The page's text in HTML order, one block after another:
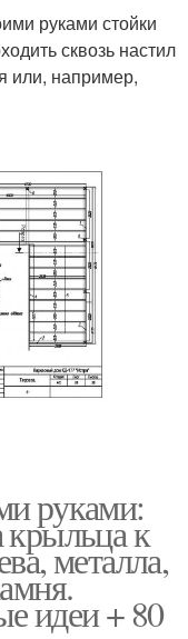
руками стойки
сквозь настил
или, например,
руками:
крыльца к
металла,
идеи + 80